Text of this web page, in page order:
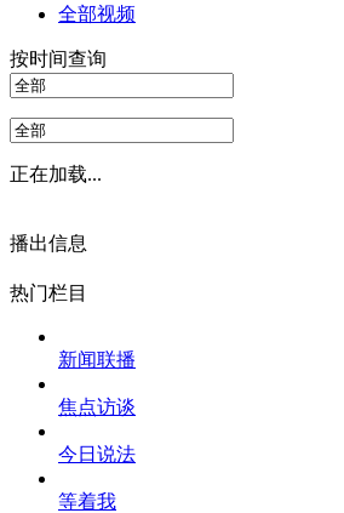
全部视频
按时间查询
正在加载...
播出信息
热门栏目
新闻联播
焦点访谈
今日说法
等着我